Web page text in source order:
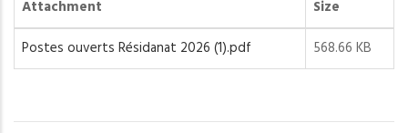
Attachment
Size
Postes ouverts Résidanat 2026 (1).pdf
568.66 KB